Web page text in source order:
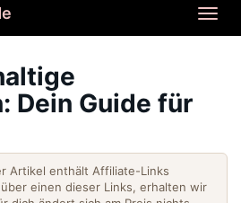
Dein Guide für
Artikel enthält Affiliate-Links
einen dieser Links, erhalten wir